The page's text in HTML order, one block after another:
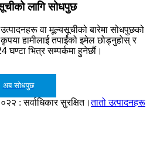
लागि सोधपुछ
उत्पादनहरू वा मूल्यसूचीको बारेमा सोधपुछको
कृपया हामीलाई तपाईंको इमेल छोड्नुहोस् र
घण्टा भित्र सम्पर्कमा हुनेछौं।
अब सोधपुछ
: सर्वाधिकार सुरक्षित।तातो उत्पादनहरू